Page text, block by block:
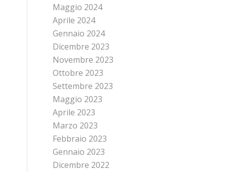
Maggio 2024
Aprile 2024
Gennaio 2024
Dicembre 2023
Novembre 2023
Ottobre 2023
Settembre 2023
Maggio 2023
Aprile 2023
Marzo 2023
Febbraio 2023
Gennaio 2023
Dicembre 2022